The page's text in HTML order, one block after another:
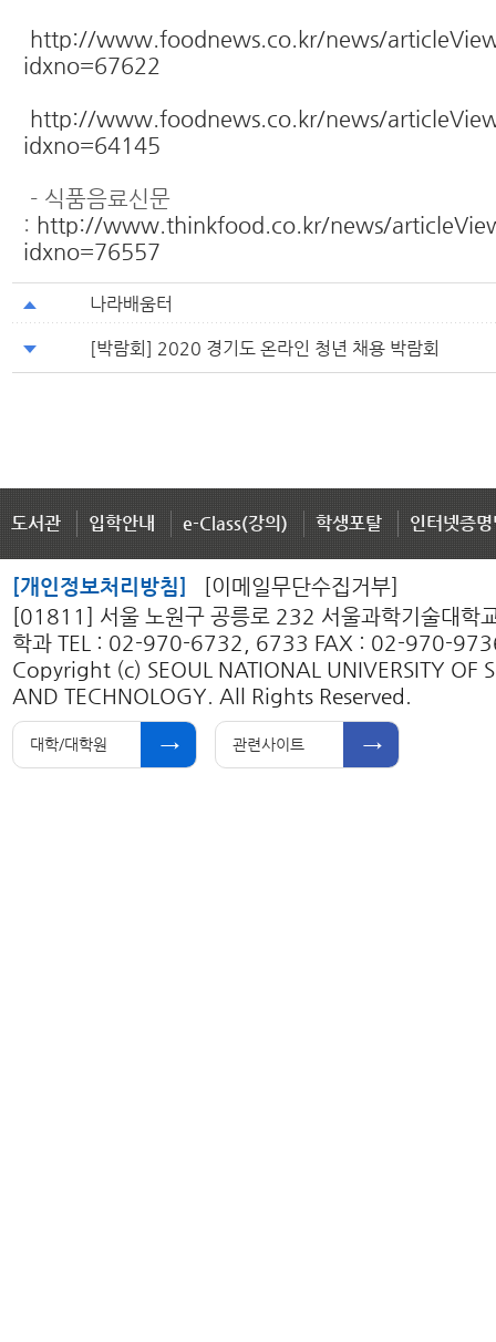
http://www.foodnews.co.kr/news/
idxno=67622
http://www.foodnews.co.kr/news/
idxno=64145
- 식품음료신문
: http://www.thinkfood.co.kr/news/
idxno=76557
나라배움터
[박람회] 2020 경기도 온라인 청년 채용 박람회
도서관 입학안내 e-Class(강의) 학생포탈 인터넷증
[개인정보처리방침]
[이메일무단수집거부]
[01811] 서울 노원구 공릉로 232 서울과학기술대학
학과 TEL : 02-970-6732, 6733 FAX : 02-970-
Copyright (c) SEOUL NATIONAL UNIVERSITY OF
AND TECHNOLOGY. All Rights Reserved.
대학/대학원 관련사이트